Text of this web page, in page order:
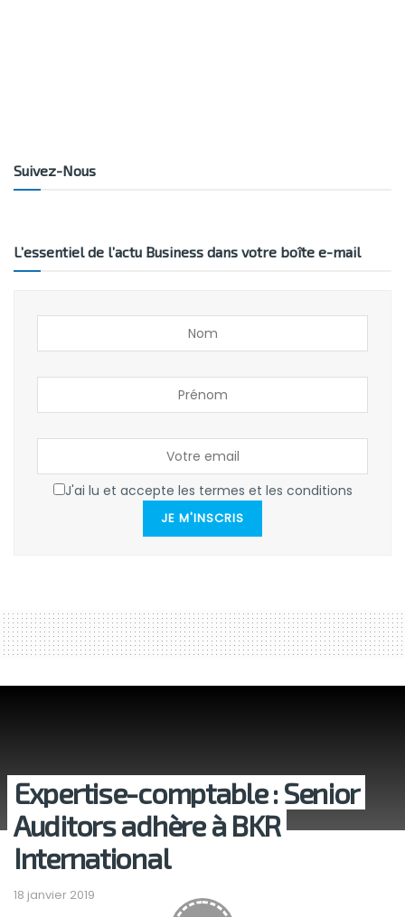
Suivez-Nous
L’essentiel de l’actu Business dans votre boîte e-mail
J'ai lu et accepte les termes et les conditions
JE M'INSCRIS
Expertise-comptable : Senior
Auditors adhère à BKR
International
18 janvier 2019